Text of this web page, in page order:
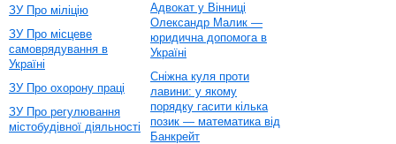
ЗУ Про міліцію
ЗУ Про місцеве
самоврядування в
Україні
ЗУ Про охорону праці
ЗУ Про регулювання
містобудівної діяльності
Адвокат у Вінниці
Олександр Малик —
юридична допомога в
Україні
Сніжна куля проти
лавини: у якому
порядку гасити кілька
позик — математика від
Банкрейт